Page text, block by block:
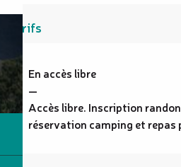
Tarifs
En accès libre
—
Accès libre. Inscription
réservation camping et repas